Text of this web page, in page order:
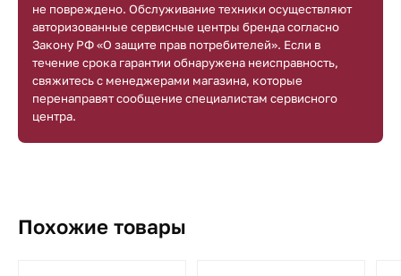
не повреждено. Обслуживание техники осуществляют
авторизованные сервисные центры бренда согласно
Закону РФ «О защите прав потребителей». Если в
течение срока гарантии обнаружена неисправность,
свяжитесь с менеджерами магазина, которые
перенаправят сообщение специалистам сервисного
центра.
Похожие товары